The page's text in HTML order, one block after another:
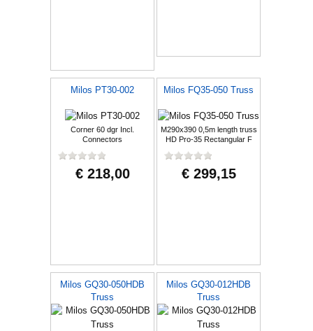
Milos PT30-002
Corner 60 dgr Incl.
Connectors
€ 218,00
Milos FQ35-050 Truss
M290x390 0,5m length truss
HD Pro-35 Rectangular F
€ 299,15
Milos GQ30-050HDB
Truss
Milos GQ30-012HDB
Truss